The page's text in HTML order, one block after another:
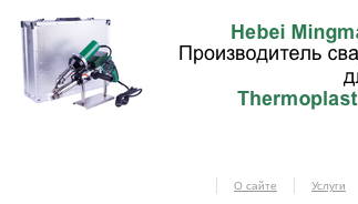
О сайте Услуги